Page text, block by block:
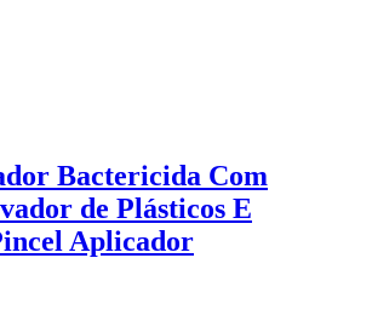
Bactericida Com
de Plásticos E
Aplicador